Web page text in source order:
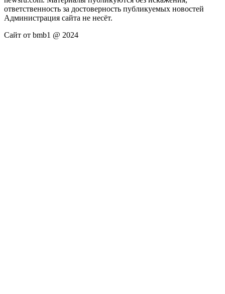
ответственность за достоверность публикуемых новостей
Администрация сайта не несёт.
Сайт от bmb1 @ 2024